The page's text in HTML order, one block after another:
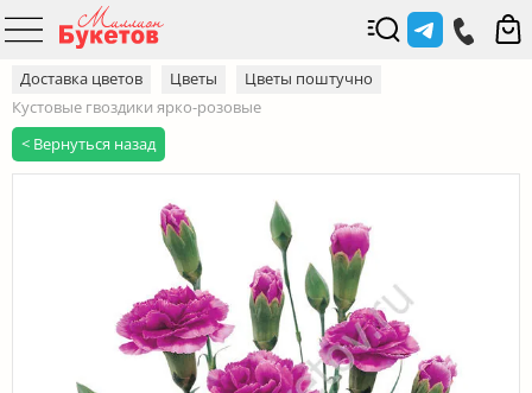
Доставка цветов Цветы
Цветы поштучно
Кустовые гвоздики ярко-розовые
< Вернуться назад